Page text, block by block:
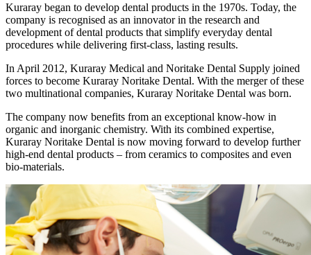
Kuraray began to develop dental products in the 1970s. Today, the
company is recognised as an innovator in the research and
development of dental products that simplify everyday dental
procedures while delivering first-class, lasting results.
In April 2012, Kuraray Medical and Noritake Dental Supply joined
forces to become Kuraray Noritake Dental. With the merger of these
two multinational companies, Kuraray Noritake Dental was born.
The company now benefits from an exceptional know-how in
organic and inorganic chemistry. With its combined expertise,
Kuraray Noritake Dental is now moving forward to develop further
high-end dental products – from ceramics to composites and even
bio-materials.